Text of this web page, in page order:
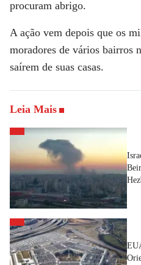
procuram abrigo.
A ação vem depois que os
moradores de vários bairros
saírem de suas casas.
Leia Mais